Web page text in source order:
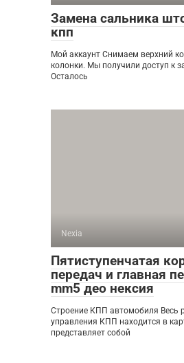
Замена сальника
кпп
Мой аккаунт Снимаем верхний
колонки. Мы получили доступ к
Осталось
Nexia
Пятиступенчатая
передач и главная
mm5 део нексия
Строение КПП автомобиля Весь
управления КПП находится в
представляет собой